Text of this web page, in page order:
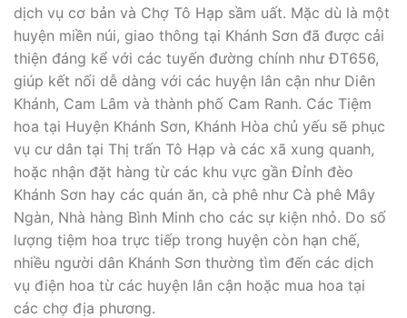
dịch vụ cơ bản và Chợ Tô Hạp sầm uất. Mặc dù là một
huyện miền núi, giao thông tại Khánh Sơn đã được cải
thiện đáng kể với các tuyến đường chính như ĐT656,
giúp kết nối dễ dàng với các huyện lân cận như Diên
Khánh, Cam Lâm và thành phố Cam Ranh. Các Tiệm
hoa tại Huyện Khánh Sơn, Khánh Hòa chủ yếu sẽ phục
vụ cư dân tại Thị trấn Tô Hạp và các xã xung quanh,
hoặc nhận đặt hàng từ các khu vực gần Đỉnh đèo
Khánh Sơn hay các quán ăn, cà phê như Cà phê Mây
Ngàn, Nhà hàng Bình Minh cho các sự kiện nhỏ. Do số
lượng tiệm hoa trực tiếp trong huyện còn hạn chế,
nhiều người dân Khánh Sơn thường tìm đến các dịch
vụ điện hoa từ các huyện lân cận hoặc mua hoa tại
các chợ địa phương.